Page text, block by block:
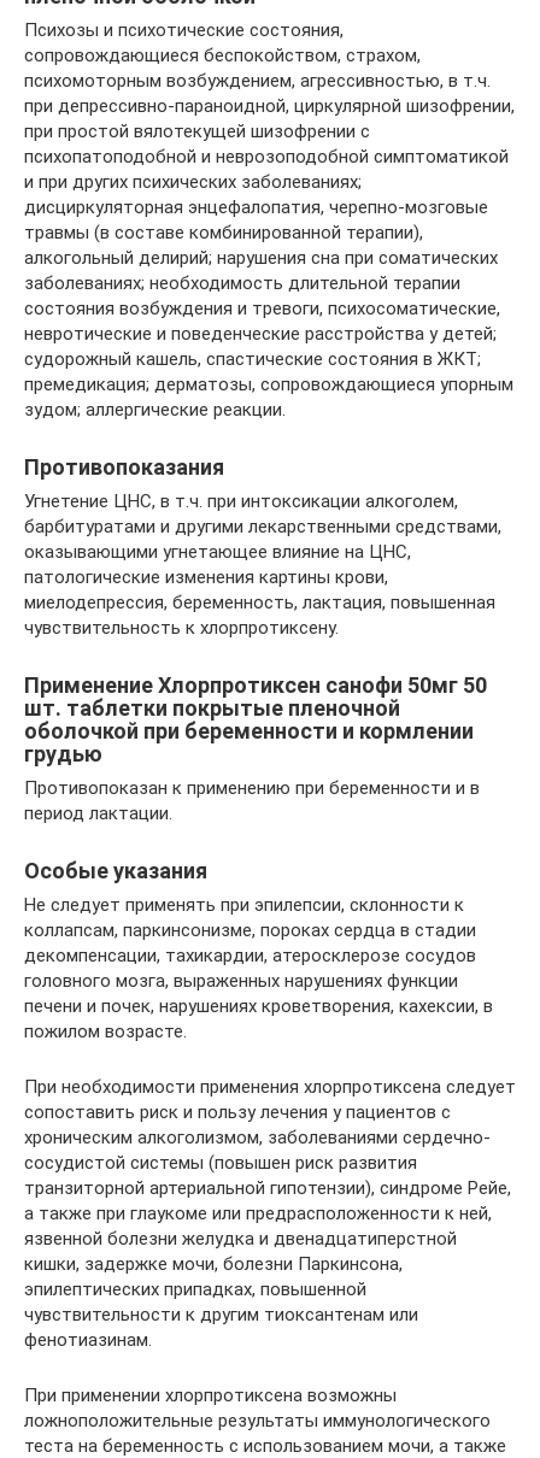
Психозы и психотические состояния,
сопровождающиеся беспокойством, страхом,
психомоторным возбуждением, агрессивностью, в т.ч.
при депрессивно-параноидной, циркулярной шизофрении,
при простой вялотекущей шизофрении с
психопатоподобной и неврозоподобной симптоматикой
и при других психических заболеваниях;
дисциркуляторная энцефалопатия, черепно-мозговые
травмы (в составе комбинированной терапии),
алкогольный делирий; нарушения сна при соматических
заболеваниях; необходимость длительной терапии
состояния возбуждения и тревоги, психосоматические,
невротические и поведенческие расстройства у детей;
судорожный кашель, спастические состояния в ЖКТ;
премедикация; дерматозы, сопровождающиеся упорным
зудом; аллергические реакции.
Противопоказания
Угнетение ЦНС, в т.ч. при интоксикации алкоголем,
барбитуратами и другими лекарственными средствами,
оказывающими угнетающее влияние на ЦНС,
патологические изменения картины крови,
миелодепрессия, беременность, лактация, повышенная
чувствительность к хлорпротиксену.
Применение Хлорпротиксен санофи 50мг 50
шт. таблетки покрытые пленочной
оболочкой при беременности и кормлении
грудью
Противопоказан к применению при беременности и в
период лактации.
Особые указания
Не следует применять при эпилепсии, склонности к
коллапсам, паркинсонизме, пороках сердца в стадии
декомпенсации, тахикардии, атеросклерозе сосудов
головного мозга, выраженных нарушениях функции
печени и почек, нарушениях кроветворения, кахексии, в
пожилом возрасте.
При необходимости применения хлорпротиксена следует
сопоставить риск и пользу лечения у пациентов с
хроническим алкоголизмом, заболеваниями сердечно-
сосудистой системы (повышен риск развития
транзиторной артериальной гипотензии), синдроме Рейе,
а также при глаукоме или предрасположенности к ней,
язвенной болезни желудка и двенадцатиперстной
кишки, задержке мочи, болезни Паркинсона,
эпилептических припадках, повышенной
чувствительности к другим тиоксантенам или
фенотиазинам.
При применении хлорпротиксена возможны
ложноположительные результаты иммунологического
теста на беременность с использованием мочи, а также